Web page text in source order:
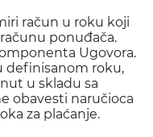
račun u roku koji
ponuđača.
Ugovora.
definisanom roku,
u skladu sa
obavesti naručioca
za plaćanje.